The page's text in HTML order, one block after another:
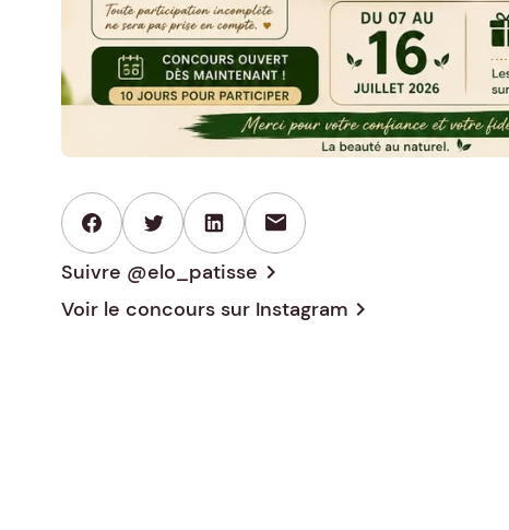
mail
Suivre @elo_patisse chevron_right
Voir le concours sur Instagram chevron_right